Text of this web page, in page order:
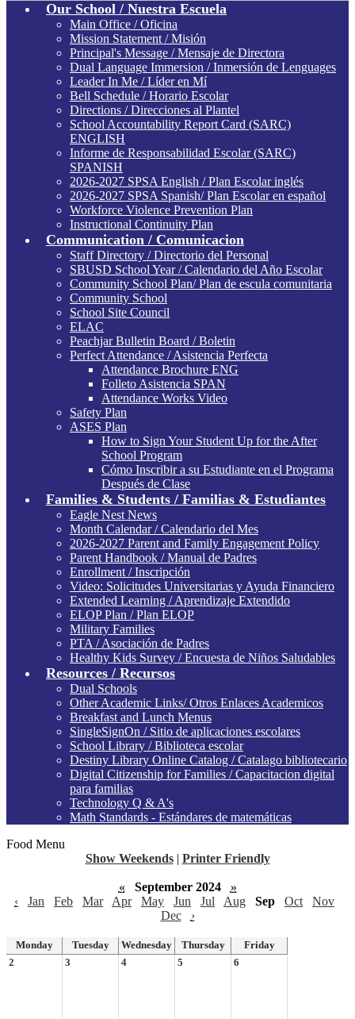
Our School / Nuestra Escuela
Main Office / Oficina
Mission Statement / Misión
Principal's Message / Mensaje de Directora
Dual Language Immersion / Inmersión de Lenguages
Leader In Me / Líder en Mí
Bell Schedule / Horario Escolar
Directions / Direcciones al Plantel
School Accountability Report Card (SARC)
ENGLISH
Informe de Responsabilidad Escolar (SARC)
SPANISH
2026-2027 SPSA English / Plan Escolar inglés
2026-2027 SPSA Spanish/ Plan Escolar en español
Workforce Violence Prevention Plan
Instructional Continuity Plan
Communication / Comunicacion
Staff Directory / Directorio del Personal
SBUSD School Year / Calendario del Año Escolar
Community School Plan/ Plan de escula comunitaria
Community School
School Site Council
ELAC
Peachjar Bulletin Board / Boletin
Perfect Attendance / Asistencia Perfecta
Attendance Brochure ENG
Folleto Asistencia SPAN
Attendance Works Video
Safety Plan
ASES Plan
How to Sign Your Student Up for the After
School Program
Cómo Inscribir a su Estudiante en el Programa
Después de Clase
Families & Students / Familias & Estudiantes
Eagle Nest News
Month Calendar / Calendario del Mes
2026-2027 Parent and Family Engagement Policy
Parent Handbook / Manual de Padres
Enrollment / Inscripción
Video: Solicitudes Universitarias y Ayuda Financiero
Extended Learning / Aprendizaje Extendido
ELOP Plan / Plan ELOP
Military Families
PTA / Asociación de Padres
Healthy Kids Survey / Encuesta de Niños Saludables
Resources / Recursos
Dual Schools
Other Academic Links/ Otros Enlaces Academicos
Breakfast and Lunch Menus
SingleSignOn / Sitio de aplicaciones escolares
School Library / Biblioteca escolar
Destiny Library Online Catalog / Catalago bibliotecario
Digital Citizenship for Families / Capacitacion digital
para familias
Technology Q & A's
Math Standards - Estándares de matemáticas
Food Menu
Show Weekends | Printer Friendly
« September 2024
»
‹
Jan Feb Mar Apr May Jun Jul Aug Sep Oct
Nov
Dec
›
Monday Tuesday Wednesday Thursday
Friday
2
3 4 5 6